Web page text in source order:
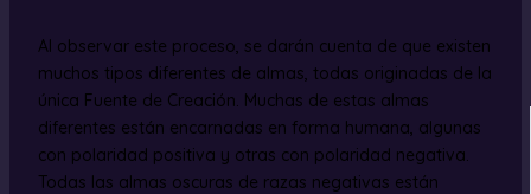
Al observar este proceso, se darán cuenta de que existen
muchos tipos diferentes de almas, todas originadas de la
única Fuente de Creación. Muchas de estas almas
diferentes están encarnadas en forma humana, algunas
con polaridad positiva y otras con polaridad negativa.
Todas las almas oscuras de razas negativas están